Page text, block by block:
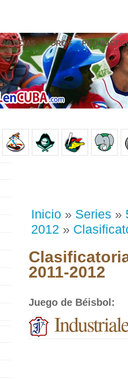
NOTICIAS FOROS
Inicio » Series »
2012 »
2011-2012
Juego de Béisbol :